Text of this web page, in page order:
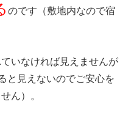
のです（敷地内なので宿
いなければ見えませんが
と見えないのでご安心を
ん）。